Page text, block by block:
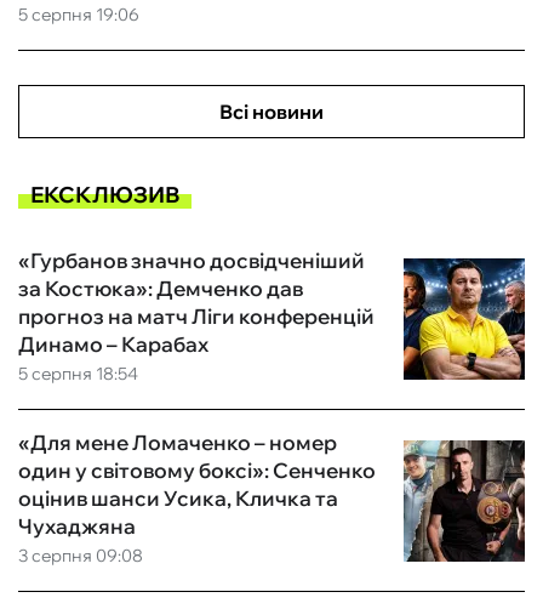
5 серпня 19:06
Всі новини
ЕКСКЛЮЗИВ
5 серпня 18:54
«Гурбанов значно досвідченіший
за Костюка»: Демченко дав
прогноз на матч Ліги конференцій
Динамо – Карабах
3 серпня 09:08
«Для мене Ломаченко – номер
один у світовому боксі»: Сенченко
оцінив шанси Усика, Кличка та
Чухаджяна